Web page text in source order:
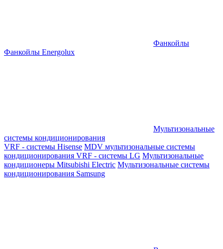
Фанкойлы
Фанкойлы Energolux
Мультизональные
системы кондиционирования
VRF - системы Hisense MDV мультизональные системы
кондиционирования VRF - системы LG Мультизональные
кондиционеры Mitsubishi Electric Мультизональные системы
кондиционирования Samsung